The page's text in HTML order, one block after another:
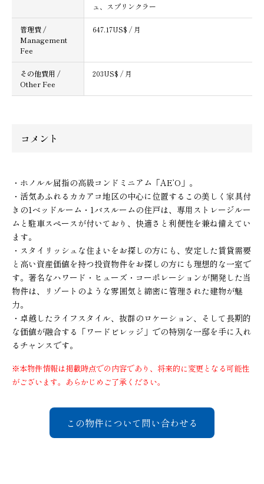
ュ、スプリンクラー
管理費 /
Management
Fee
647.17US$ / 月
その他費用 /
Other Fee
203US$ / 月
コメント
・ホノルル屈指の高級コンドミニアム「AE’O」。
・活気あふれるカカアコ地区の中心に位置するこの美しく家具付
きの1ベッドルーム・1バスルームの住戸は、専用ストレージルー
ムと駐車スペースが付いており、快適さと利便性を兼ね備えてい
ます。
・スタイリッシュな住まいをお探しの方にも、安定した賃貸需要
と高い資産価値を持つ投資物件をお探しの方にも理想的な一室で
す。著名なハワード・ヒューズ・コーポレーションが開発した当
物件は、リゾートのような雰囲気と綿密に管理された建物が魅
力。
・卓越したライフスタイル、抜群のロケーション、そして長期的
な価値が融合する「ワードビレッジ」での特別な一邸を手に入れ
るチャンスです。
※本物件情報は掲載時点での内容であり、将来的に変更となる可能性
がございます。あらかじめご了承ください。
この物件について問い合わせる